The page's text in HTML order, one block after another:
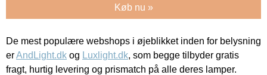
Køb nu »
De mest populære webshops i øjeblikket inden for belysning
erAndLight.dk og Luxlight.dk, som begge tilbyder gratis
fragt, hurtig levering og prismatch på alle deres lamper.